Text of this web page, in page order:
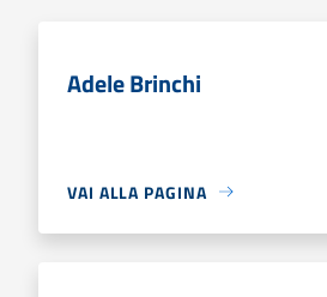
Adele Brinchi
VAI ALLA PAGINA